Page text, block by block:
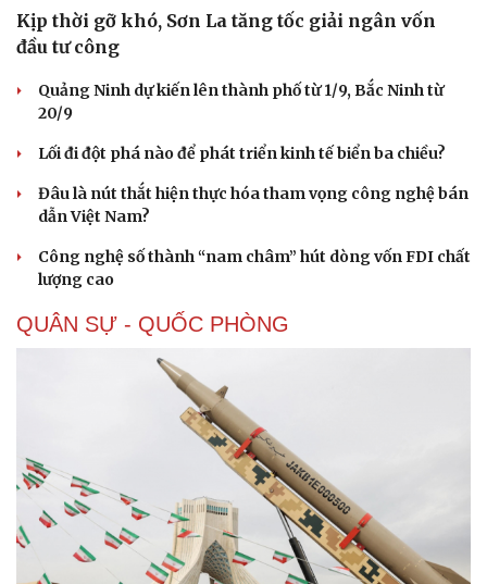
Kịp thời gỡ khó, Sơn La tăng tốc giải ngân vốn
đầu tư công
Quảng Ninh dự kiến lên thành phố từ 1/9, Bắc Ninh từ
20/9
Lối đi đột phá nào để phát triển kinh tế biển ba chiều?
Đâu là nút thắt hiện thực hóa tham vọng công nghệ bán
dẫn Việt Nam?
Công nghệ số thành “nam châm” hút dòng vốn FDI chất
lượng cao
QUÂN SỰ - QUỐC PHÒNG